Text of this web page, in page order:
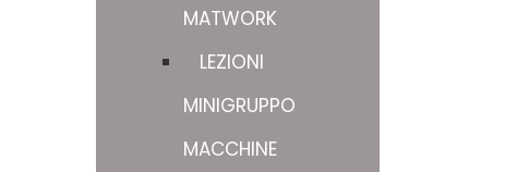
MATWORK
LEZIONI
MINIGRUPPO
MACCHINE